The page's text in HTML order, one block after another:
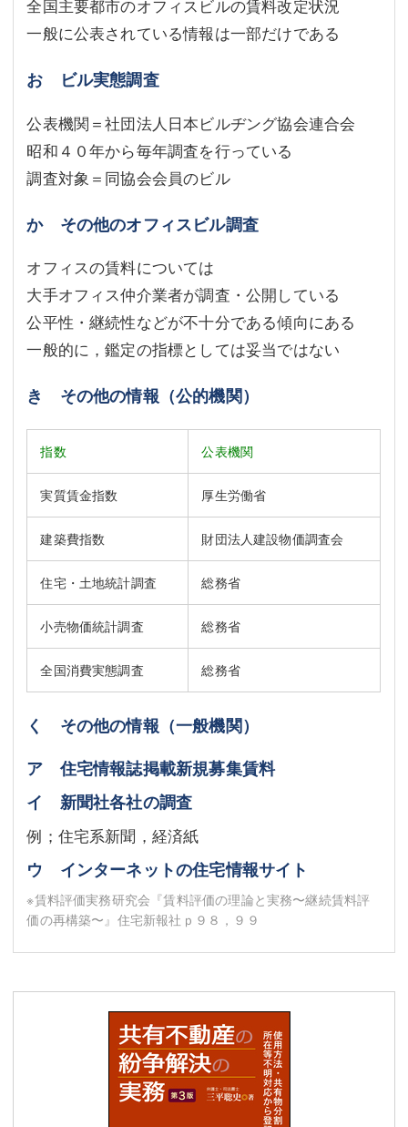
全国主要都市のオフィスビルの賃料改定状況
一般に公表されている情報は一部だけである
お ビル実態調査
公表機関＝社団法人日本ビルヂング協会連合会
昭和４０年から毎年調査を行っている
調査対象＝同協会会員のビル
か その他のオフィスビル調査
オフィスの賃料については
大手オフィス仲介業者が調査・公開している
公平性・継続性などが不十分である傾向にある
一般的に，鑑定の指標としては妥当ではない
き その他の情報（公的機関）
指数 公表機関
実質賃金指数 厚生労働省
建築費指数 財団法人建設物価調査会
住宅・土地統計調査 総務省
小売物価統計調査 総務省
全国消費実態調査 総務省
く その他の情報（一般機関）
ア 住宅情報誌掲載新規募集賃料
イ 新聞社各社の調査
例；住宅系新聞，経済紙
ウ インターネットの住宅情報サイト
※賃料評価実務研究会『賃料評価の理論と実務〜継続賃料評
価の再構築〜』住宅新報社ｐ９８，９９